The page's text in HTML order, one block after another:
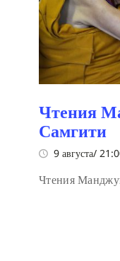
Чтения
Самгити
9 августа/
Чтения